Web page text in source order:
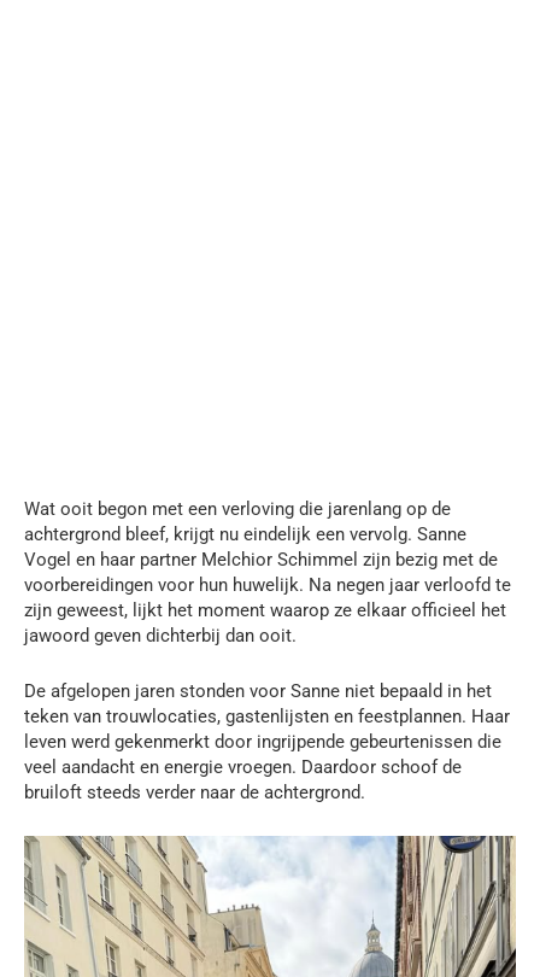
Wat ooit begon met een verloving die jarenlang op de
achtergrond bleef, krijgt nu eindelijk een vervolg. Sanne
Vogel en haar partner Melchior Schimmel zijn bezig met de
voorbereidingen voor hun huwelijk. Na negen jaar verloofd te
zijn geweest, lijkt het moment waarop ze elkaar officieel het
jawoord geven dichterbij dan ooit.
De afgelopen jaren stonden voor Sanne niet bepaald in het
teken van trouwlocaties, gastenlijsten en feestplannen. Haar
leven werd gekenmerkt door ingrijpende gebeurtenissen die
veel aandacht en energie vroegen. Daardoor schoof de
bruiloft steeds verder naar de achtergrond.